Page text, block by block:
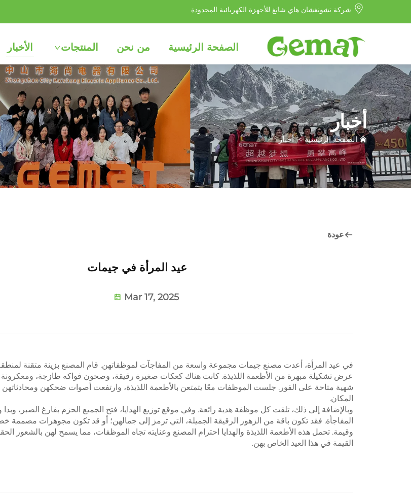
شركة تشونغشان هاي شانغ للأجهزة الكهربائية المحدودة
الصفحة الرئيسية من نحن المنتجات الأخبار
أخبار
الصفحة الرئيسية>أخبار
عودة
عيد المرأة في جيمات
Mar 17, 2025
في عيد المرأة، أعدت مصنع جيمات مجموعة واسعة من المفاجآت لموظفاتهن. قام المصنع بزينة متقنة
عرض تشكيلة مبهرة من الأطعمة اللذيذة. كانت هناك كعكات صغيرة رقيقة، وصحون فواكه طازجة،
شهية متاحة على الفور. جلست الموظفات معًا يتمتعن بالأطعمة اللذيذة، وارتفعت أصوات ضحكهن ومحادثاتهن
المكان.
وبالإضافة إلى ذلك، تلقت كل موظفة هدية رائعة. وفي موقع توزيع الهدايا، فتح الجميع الحزم بفارغ الصبر،
المفاجأة. فقد تكون باقة من الزهور الرقيقة الجميلة، التي ترمز إلى جمالهن؛ أو قد تكون مجوهرات مصممة
وقيمة. تحمل هذه الأطعمة اللذيذة والهدايا احترام المصنع وعنايته تجاه الموظفات، مما يسمح لهن بالشعور
القيمة في هذا العيد الخاص بهن.